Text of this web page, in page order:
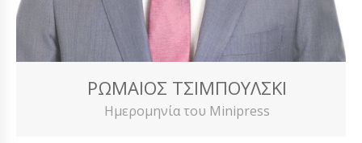
ΡΩΜΑΊΟΣ ΤΣΙΜΠΟΎΛΣΚΙ
Ημερομηνία του Minipress